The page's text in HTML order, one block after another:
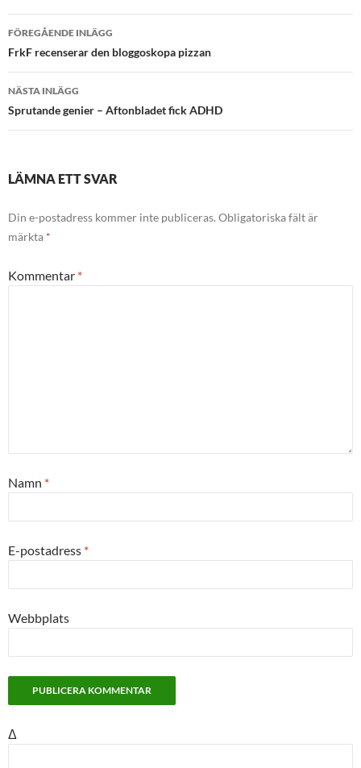
Inläggsnavigering
FÖREGÅENDE INLÄGG
FrkF recenserar den bloggoskopa pizzan
NÄSTA INLÄGG
Sprutande genier – Aftonbladet fick ADHD
LÄMNA ETT SVAR
Din e-postadress kommer inte publiceras. Obligatoriska fält är
märkta *
Kommentar *
Namn *
E-postadress *
Webbplats
Δ